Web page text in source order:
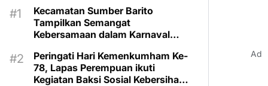
Kecamatan Sumber Barito
Tampilkan Semangat
Kebersamaan dalam Karnaval
Peringati Hari Kemenkumham Ke-
78, Lapas Perempuan ikuti
Kegiatan Baksi Sosial Kebersihan
Ad